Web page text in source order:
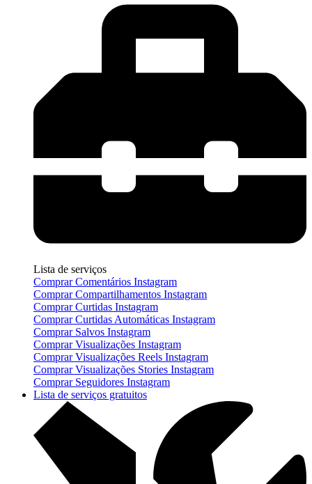
Lista de serviços
Comprar Comentários Instagram
Comprar Compartilhamentos Instagram
Comprar Curtidas Instagram
Comprar Curtidas Automáticas Instagram
Comprar Salvos Instagram
Comprar Visualizações Instagram
Comprar Visualizações Reels Instagram
Comprar Visualizações Stories Instagram
Comprar Seguidores Instagram
Lista de serviços gratuitos